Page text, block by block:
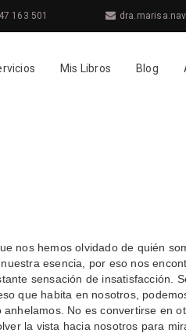
163 501
Mis Libros Blog
nos hemos olvidado de quién
esencia, por eso nos
sensación de insatisfacción.
que habita en nosotros,
No es convertirse en
la vista hacia nosotros para